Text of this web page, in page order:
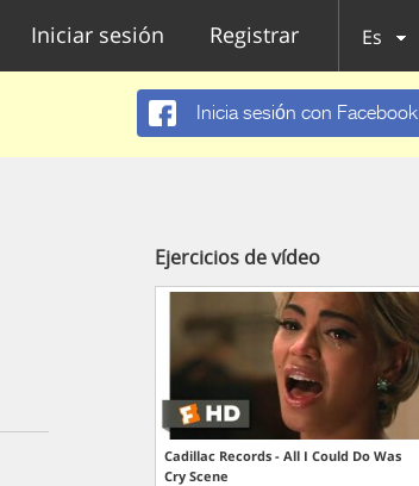
Iniciar sesión Registrar Es
Inicia sesión con Facebook
Ejercicios de vídeo
Cadillac Records - All I Could Do Was
Cry Scene